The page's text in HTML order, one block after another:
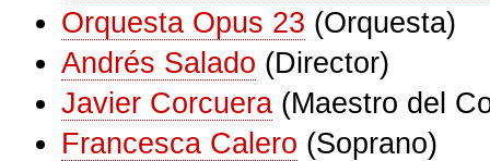
Orquesta Opus 23 (Orquesta)
Andrés Salado (Director)
Javier Corcuera (Maestro del
Francesca Calero (Soprano)